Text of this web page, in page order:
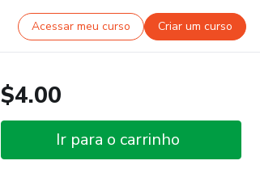
Acessar meu curso Criar um curso
$4.00
Ir para o carrinho